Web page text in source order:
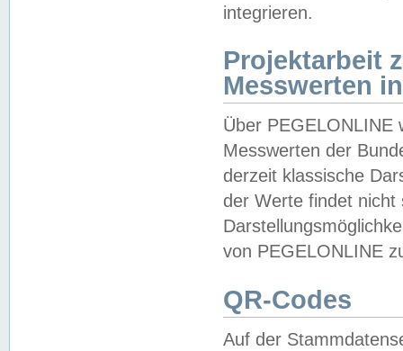
integrieren.
Projektarbeit
Messwerten
Über PEGELONLINE
Messwerten der
derzeit klassische
der Werte findet
von PEGELONLINE
QR-Codes
Auf der